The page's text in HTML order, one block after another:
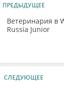
ПРЕДЫДУЩЕЕ
Ветеринария в
Russia Junior
СЛЕДУЮЩЕЕ